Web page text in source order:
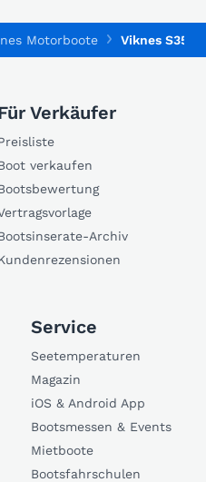
Motorboote Viknes S35
Verkäufer
verkaufen
Archiv
Service
Seetemperaturen
Magazin
iOS & Android App
Bootsmessen & Events
Mietboote
Bootsfahrschulen